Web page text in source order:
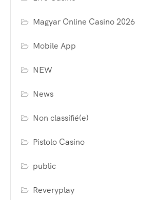
Magyar Online Casino 2026
Mobile App
NEW
News
Non classifié(e)
Pistolo Casino
public
Reveryplay